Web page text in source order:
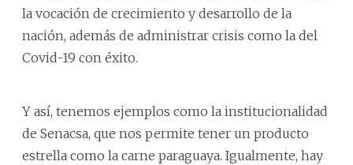
la vocación de crecimiento y desarrollo de la
nación, además de administrar crisis como la del
Covid-19 con éxito.
Y así, tenemos ejemplos como la institucionalidad
de Senacsa, que nos permite tener un producto
estrella como la carne paraguaya. Igualmente, hay